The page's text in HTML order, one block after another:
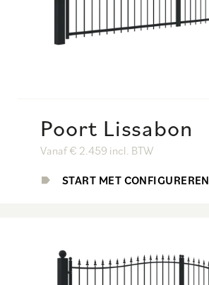
Poort Lissabon
Vanaf € 2.459 incl. BTW
START MET CONFIGUREREN